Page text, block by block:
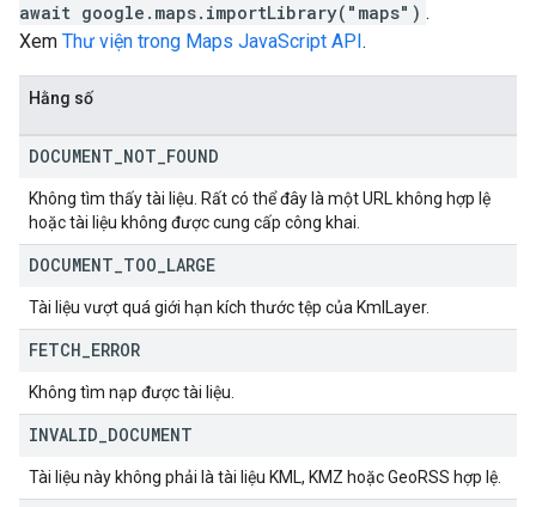
await google.maps.importLibrary("maps") .
Xem Thư viện trong Maps JavaScript API .
Hằng số
DOCUMENT NOT FOUND
Không tìm thấy tài liệu. Rất có thể đây là một URL không hợp lệ
hoặc tài liệu không được cung cấp công khai.
DOCUMENT TOO LARGE
Tài liệu vượt quá giới hạn kích thước tệp của KmlLayer.
FETCH ERROR
Không tìm nạp được tài liệu.
INVALID DOCUMENT
Tài liệu này không phải là tài liệu KML, KMZ hoặc GeoRSS hợp lệ.